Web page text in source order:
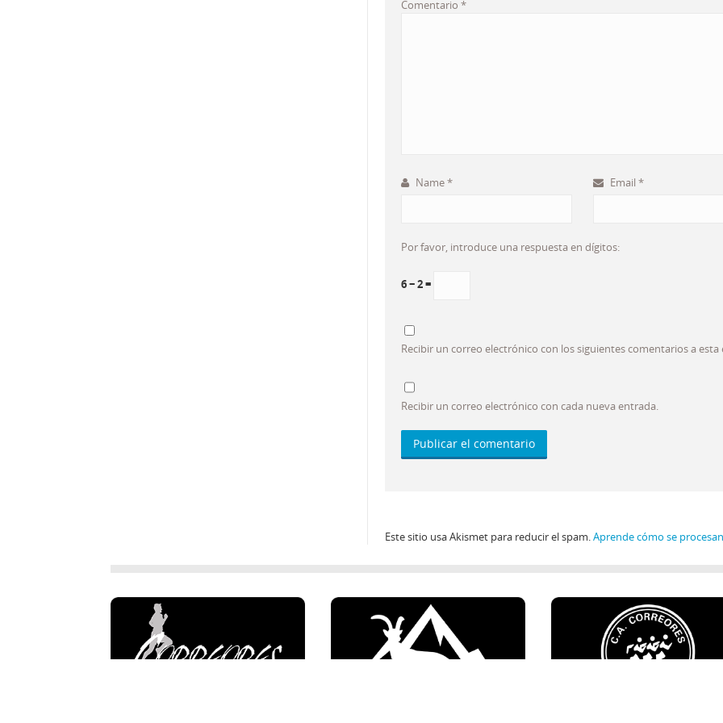
Comentario *
Name* Email *
Por favor, introduce una respuesta en dígitos:
6 − 2 =
Recibir un correo electrónico con los siguientes comentarios a esta
Recibir un correo electrónico con cada nueva entrada.
Este sitio usa Akismet para reducir el spam.Aprende cómo se